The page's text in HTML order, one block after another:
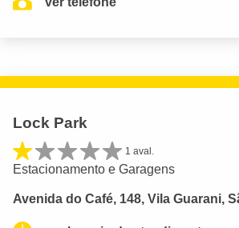
Lock Park
1 aval.
Estacionamento e Garagens
Avenida do Café, 148, Vila Guarani,